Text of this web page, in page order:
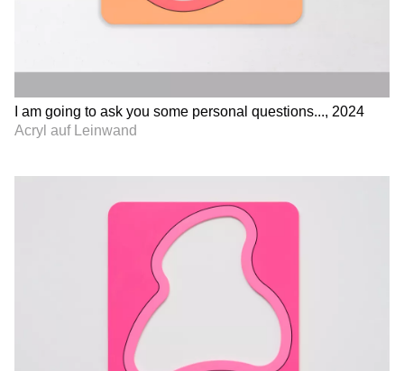
I am going to ask you some personal questions..., 2024
Acryl auf Leinwand